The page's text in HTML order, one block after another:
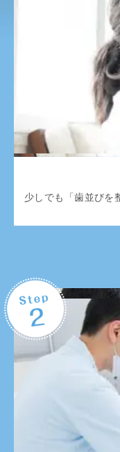
少しでも「歯並びを